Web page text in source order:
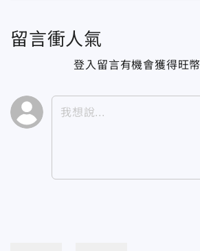
留言衝人氣
登入留言有機會獲得旺幣